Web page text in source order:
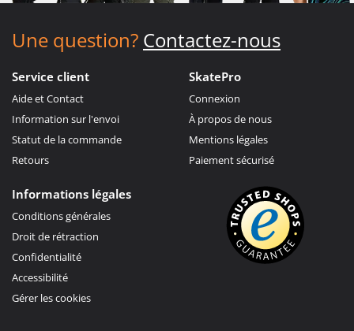
Une question? Contactez-nous
Service client
Aide et Contact
Information sur l'envoi
Statut de la commande
Retours
SkatePro
Connexion
À propos de nous
Mentions légales
Paiement sécurisé
Informations légales
Conditions générales
Droit de rétraction
Confidentialité
Accessibilité
Gérer les cookies